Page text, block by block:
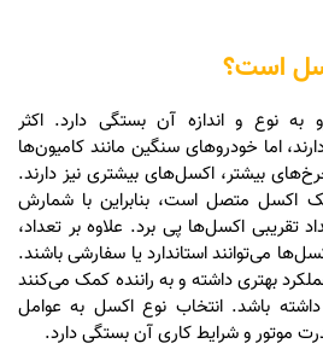
است؟
نوع و اندازه آن بستگی دارد. اکثر
اما خودروهای سنگین مانند کامیون‌ها
بیشتر، اکسل‌های بیشتری نیز دارند.
اکسل متصل است، بنابراین با شمارش
اکسل‌ها پی برد. علاوه بر تعداد،
می‌توانند استاندارد یا سفارشی باشند.
بهتری داشته و به راننده کمک می‌کنند
باشد. انتخاب نوع اکسل به عوامل
موتور و شرایط کاری آن بستگی دارد.